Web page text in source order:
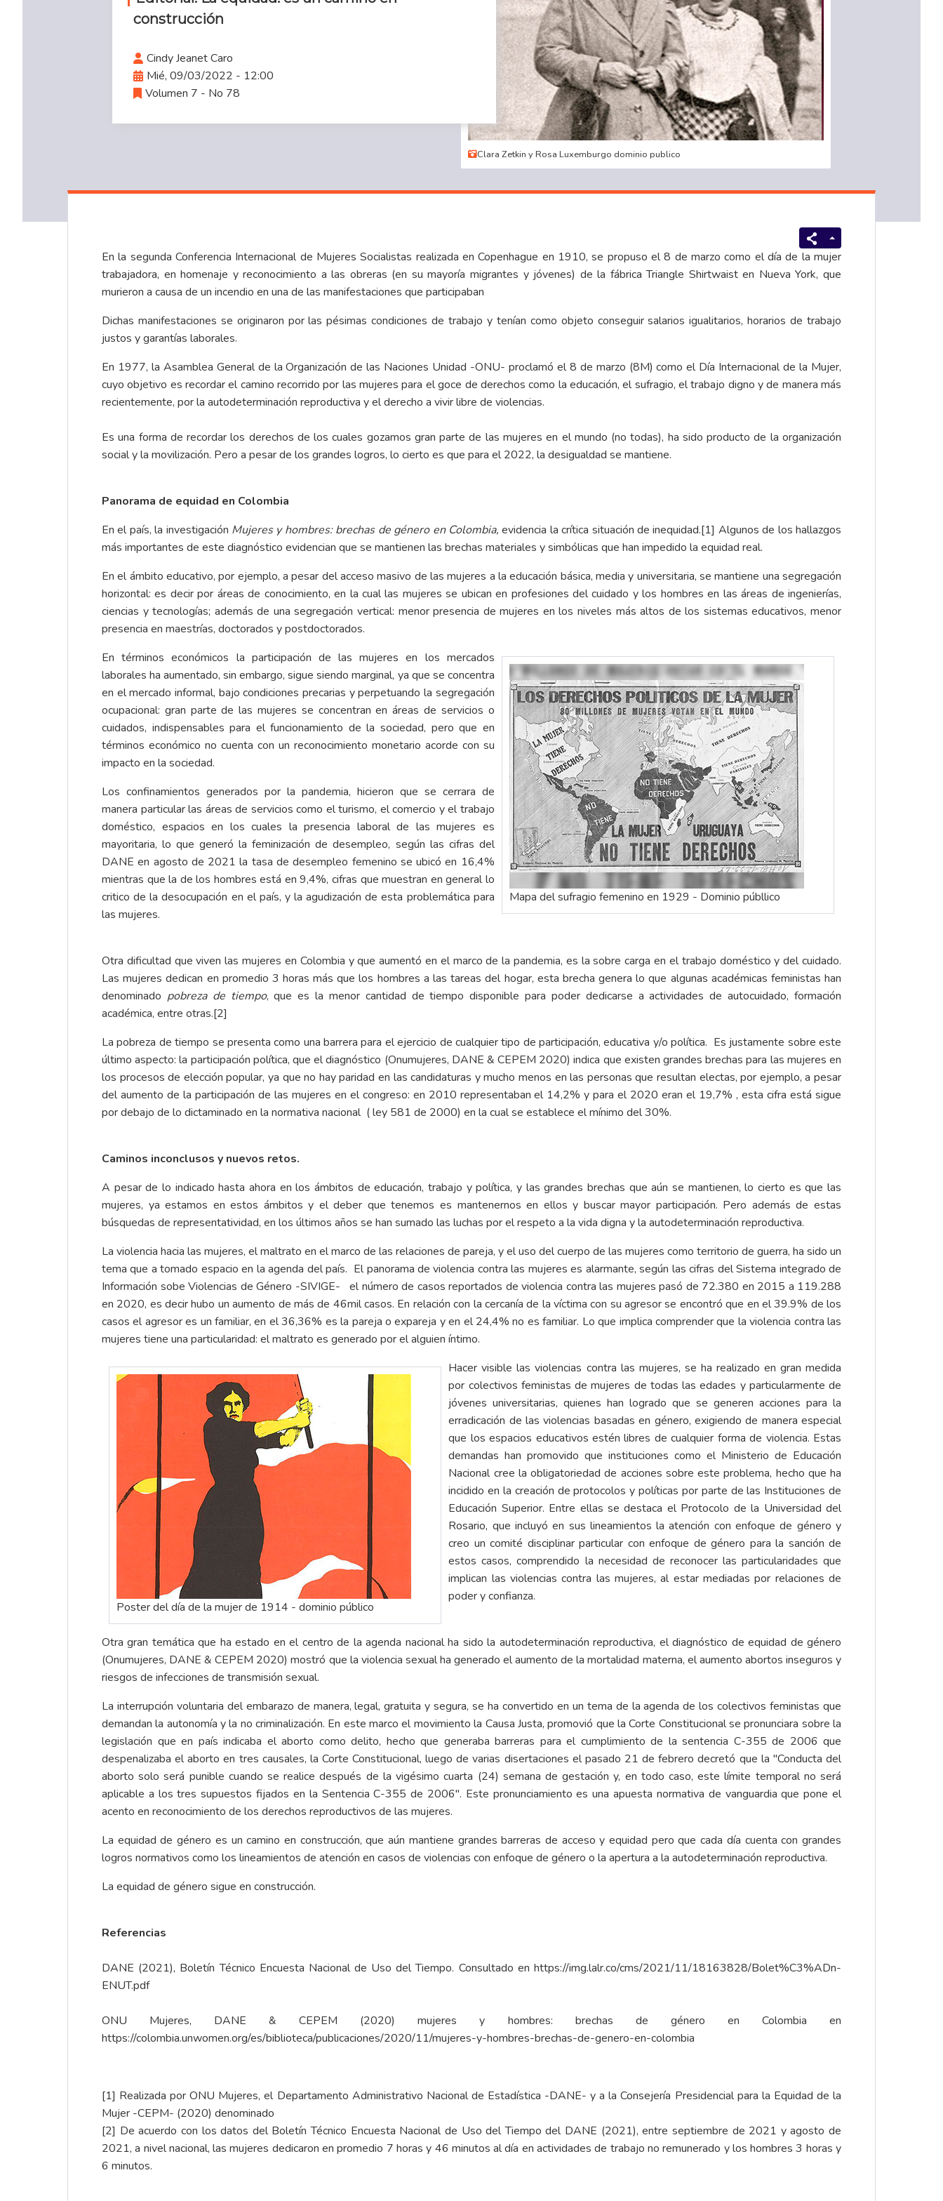
construcción
Cindy Jeanet Caro
Mié, 09/03/2022 - 12:00
Volumen 7 - No 78
Clara Zetkin y Rosa Luxemburgo dominio publico
En la segunda Conferencia Internacional de Mujeres Socialistas realizada en Copenhague en 1910, se propuso el 8 de marzo como el día de la mujer
trabajadora, en homenaje y reconocimiento a las obreras (en su mayoría migrantes y jóvenes) de la fábrica Triangle Shirtwaist en Nueva York, que
murieron a causa de un incendio en una de las manifestaciones que participaban
Dichas manifestaciones se originaron por las pésimas condiciones de trabajo y tenían como objeto conseguir salarios igualitarios, horarios de trabajo
justos y garantías laborales.
En 1977, la Asamblea General de la Organización de las Naciones Unidad -ONU- proclamó el 8 de marzo (8M) como el Día Internacional de la Mujer,
cuyo objetivo es recordar el camino recorrido por las mujeres para el goce de derechos como la educación, el sufragio, el trabajo digno y de manera más
recientemente, por la autodeterminación reproductiva y el derecho a vivir libre de violencias.
Es una forma de recordar los derechos de los cuales gozamos gran parte de las mujeres en el mundo (no todas), ha sido producto de la organización
social y la movilización. Pero a pesar de los grandes logros, lo cierto es que para el 2022, la desigualdad se mantiene.
Panorama de equidad en Colombia
En el país, la investigación Mujeres y hombres: brechas de género en Colombia,evidencia la crítica situación de inequidad.[1] Algunos de los hallazgos
más importantes de este diagnóstico evidencian que se mantienen las brechas materiales y simbólicas que han impedido la equidad real.
En el ámbito educativo, por ejemplo, a pesar del acceso masivo de las mujeres a la educación básica, media y universitaria, se mantiene una segregación
horizontal: es decir por áreas de conocimiento, en la cual las mujeres se ubican en profesiones del cuidado y los hombres en las áreas de ingenierías,
ciencias y tecnologías; además de una segregación vertical: menor presencia de mujeres en los niveles más altos de los sistemas educativos, menor
presencia en maestrías, doctorados y postdoctorados.
Mapa del sufragio femenino en 1929 - Dominio públlico
En términos económicos la participación de las mujeres en los mercados
laborales ha aumentado, sin embargo, sigue siendo marginal, ya que se concentra
en el mercado informal, bajo condiciones precarias y perpetuando la segregación
ocupacional: gran parte de las mujeres se concentran en áreas de servicios o
cuidados, indispensables para el funcionamiento de la sociedad, pero que en
términos económico no cuenta con un reconocimiento monetario acorde con su
impacto en la sociedad.
Los confinamientos generados por la pandemia, hicieron que se cerrara de
manera particular las áreas de servicios como el turismo, el comercio y el trabajo
doméstico, espacios en los cuales la presencia laboral de las mujeres es
mayoritaria, lo que generó la feminización de desempleo, según las cifras del
DANE en agosto de 2021 la tasa de desempleo femenino se ubicó en 16,4%
mientras que la de los hombres está en 9,4%, cifras que muestran en general lo
critico de la desocupación en el país, y la agudización de esta problemática para
las mujeres.
Otra dificultad que viven las mujeres en Colombia y que aumentó en el marco de la pandemia, es la sobre carga en el trabajo doméstico y del cuidado.
Las mujeres dedican en promedio 3 horas más que los hombres a las tareas del hogar, esta brecha genera lo que algunas académicas feministas han
denominado pobreza de tiempo, que es la menor cantidad de tiempo disponible para poder dedicarse a actividades de autocuidado, formación
académica, entre otras.[2]
La pobreza de tiempo se presenta como una barrera para el ejercicio de cualquier tipo de participación, educativa y/o política. Es justamente sobre este
último aspecto: la participación política, que el diagnóstico (Onumujeres, DANE & CEPEM 2020) indica que existen grandes brechas para las mujeres en
los procesos de elección popular, ya que no hay paridad en las candidaturas y mucho menos en las personas que resultan electas, por ejemplo, a pesar
del aumento de la participación de las mujeres en el congreso: en 2010 representaban el 14,2% y para el 2020 eran el 19,7% , esta cifra está sigue
por debajo de lo dictaminado en la normativa nacional ( ley 581 de 2000) en la cual se establece el mínimo del 30%.
Caminos inconclusos y nuevos retos.
A pesar de lo indicado hasta ahora en los ámbitos de educación, trabajo y política, y las grandes brechas que aún se mantienen, lo cierto es que las
mujeres, ya estamos en estos ámbitos y el deber que tenemos es mantenernos en ellos y buscar mayor participación. Pero además de estas
búsquedas de representatividad, en los últimos años se han sumado las luchas por el respeto a la vida digna y la autodeterminación reproductiva.
La violencia hacia las mujeres, el maltrato en el marco de las relaciones de pareja, y el uso del cuerpo de las mujeres como territorio de guerra, ha sido un
tema que a tomado espacio en la agenda del país. El panorama de violencia contra las mujeres es alarmante, según las cifras del Sistema integrado de
Información sobe Violencias de Género -SIVIGE- el número de casos reportados de violencia contra las mujeres pasó de 72.380 en 2015 a 119.288
en 2020, es decir hubo un aumento de más de 46mil casos. En relación con la cercanía de la víctima con su agresor se encontró que en el 39.9% de los
casos el agresor es un familiar, en el 36,36% es la pareja o expareja y en el 24,4% no es familiar. Lo que implica comprender que la violencia contra las
mujeres tiene una particularidad: el maltrato es generado por el alguien íntimo.
Poster del día de la mujer de 1914 - dominio público
Hacer visible las violencias contra las mujeres, se ha realizado en gran medida
por colectivos feministas de mujeres de todas las edades y particularmente de
jóvenes universitarias, quienes han logrado que se generen acciones para la
erradicación de las violencias basadas en género, exigiendo de manera especial
que los espacios educativos estén libres de cualquier forma de violencia. Estas
demandas han promovido que instituciones como el Ministerio de Educación
Nacional cree la obligatoriedad de acciones sobre este problema, hecho que ha
incidido en la creación de protocolos y políticas por parte de las Instituciones de
Educación Superior. Entre ellas se destaca el Protocolo de la Universidad del
Rosario, que incluyó en sus lineamientos la atención con enfoque de género y
creo un comité disciplinar particular con enfoque de género para la sanción de
estos casos, comprendido la necesidad de reconocer las particularidades que
implican las violencias contra las mujeres, al estar mediadas por relaciones de
poder y confianza.
Otra gran temática que ha estado en el centro de la agenda nacional ha sido la autodeterminación reproductiva, el diagnóstico de equidad de género
(Onumujeres, DANE & CEPEM 2020) mostró que la violencia sexual ha generado el aumento de la mortalidad materna, el aumento abortos inseguros y
riesgos de infecciones de transmisión sexual.
La interrupción voluntaria del embarazo de manera, legal, gratuita y segura, se ha convertido en un tema de la agenda de los colectivos feministas que
demandan la autonomía y la no criminalización. En este marco el movimiento la Causa Justa, promovió que la Corte Constitucional se pronunciara sobre la
legislación que en país indicaba el aborto como delito, hecho que generaba barreras para el cumplimiento de la sentencia C-355 de 2006 que
despenalizaba el aborto en tres causales, la Corte Constitucional, luego de varias disertaciones el pasado 21 de febrero decretó que la "Conducta del
aborto solo será punible cuando se realice después de la vigésimo cuarta (24) semana de gestación y, en todo caso, este límite temporal no será
aplicable a los tres supuestos fijados en la Sentencia C-355 de 2006". Este pronunciamiento es una apuesta normativa de vanguardia que pone el
acento en reconocimiento de los derechos reproductivos de las mujeres.
La equidad de género es un camino en construcción, que aún mantiene grandes barreras de acceso y equidad pero que cada día cuenta con grandes
logros normativos como los lineamientos de atención en casos de violencias con enfoque de género o la apertura a la autodeterminación reproductiva.
La equidad de género sigue en construcción.
Referencias
DANE (2021), Boletín Técnico Encuesta Nacional de Uso del Tiempo. Consultado en https://img.lalr.co/cms/2021/11/18163828/Bolet%C3%ADn-
ENUT.pdf
ONU Mujeres, DANE & CEPEM (2020) mujeres y hombres: brechas de género en Colombia en
https://colombia.unwomen.org/es/biblioteca/publicaciones/2020/11/mujeres-y-hombres-brechas-de-genero-en-colombia
[1] Realizada por ONU Mujeres, el Departamento Administrativo Nacional de Estadística -DANE- y a la Consejería Presidencial para la Equidad de la
Mujer -CEPM- (2020) denominado
[2] De acuerdo con los datos del Boletín Técnico Encuesta Nacional de Uso del Tiempo del DANE (2021), entre septiembre de 2021 y agosto de
2021, a nivel nacional, las mujeres dedicaron en promedio 7 horas y 46 minutos al día en actividades de trabajo no remunerado y los hombres 3 horas y
6 minutos.